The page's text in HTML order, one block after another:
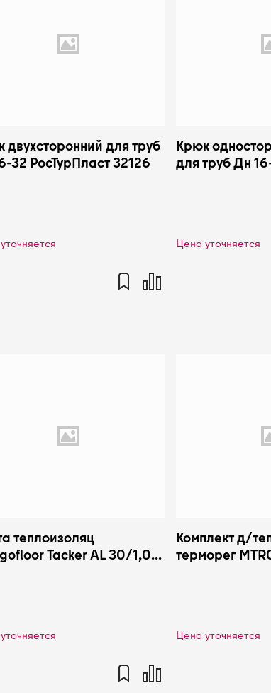
двухсторонний для труб
32 РосТурПласт 32126
Крюк
для труб Дн
Цена уточняется
теплоизоляц
Tacker AL 30/1,0-
Комплект д/
терморег
Цена уточняется